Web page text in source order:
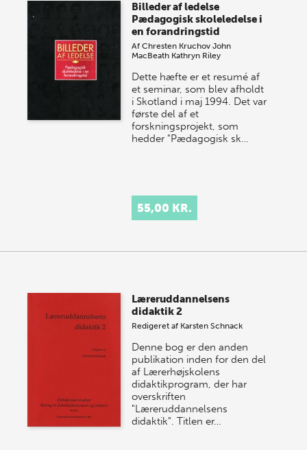
Billeder af ledelse
Pædagogisk skoleledelse i
en forandringstid
AfChresten Kruchov John
MacBeath Kathryn Riley
Dette hæfte er et resumé af
et seminar, som blev afholdt
i Skotland i maj 1994. Det var
første del af et
forskningsprojekt, som
hedder "Pædagogisk sk…
55,00 KR.
Læreruddannelsens
didaktik 2
Redigeret af Karsten Schnack
Denne bog er den anden
publikation inden for den del
af Lærerhøjskolens
didaktikprogram, der har
overskriften
"Læreruddannelsens
didaktik". Titlen er…